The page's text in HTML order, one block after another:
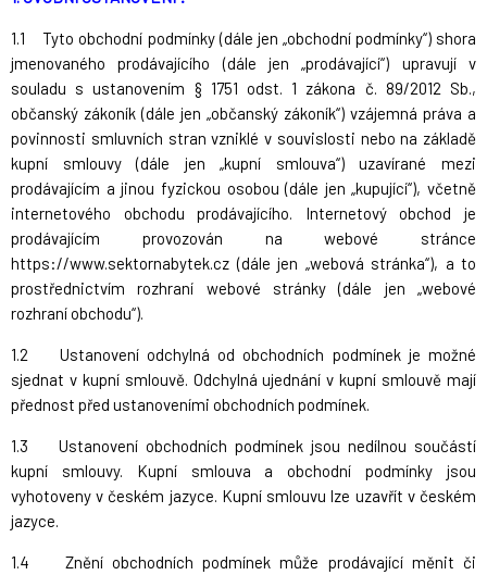
1.1 Tyto obchodní podmínky (dále jen „obchodní podmínky“) shora
jmenovaného prodávajícího (dále jen „prodávající“) upravují v
souladu s ustanovením § 1751 odst. 1 zákona č. 89/2012 Sb.,
občanský zákoník (dále jen „občanský zákoník“) vzájemná práva a
povinnosti smluvních stran vzniklé v souvislosti nebo na základě
kupní smlouvy (dále jen „kupní smlouva“) uzavírané mezi
prodávajícím a jinou fyzickou osobou (dále jen „kupující“), včetně
internetového obchodu prodávajícího. Internetový obchod je
prodávajícím provozován na webové stránce
https://www.sektornabytek.cz (dále jen „webová stránka“), a to
prostřednictvím rozhraní webové stránky (dále jen „webové
rozhraní obchodu“).
1.2 Ustanovení odchylná od obchodních podmínek je možné
sjednat v kupní smlouvě. Odchylná ujednání v kupní smlouvě mají
přednost před ustanoveními obchodních podmínek.
1.3 Ustanovení obchodních podmínek jsou nedílnou součástí
kupní smlouvy. Kupní smlouva a obchodní podmínky jsou
vyhotoveny v českém jazyce. Kupní smlouvu lze uzavřít v českém
jazyce.
1.4 Znění obchodních podmínek může prodávající měnit či